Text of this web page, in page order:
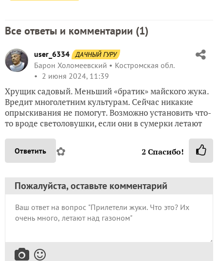
Все ответы и комментарии (1)
user_6334 ДАЧНЫЙ ГУРУ
Барон Холомеевский
Костромская обл.
2 июня 2024, 11:39
Хрущик садовый. Меньший «братик» майского жука.
Вредит многолетним культурам. Сейчас никакие
опрыскивания не помогут. Возможно установить что-
то вроде светоловушки, если они в сумерки летают
Ответить ✿ 2 Спасибо!
Пожалуйста, оставьте комментарий